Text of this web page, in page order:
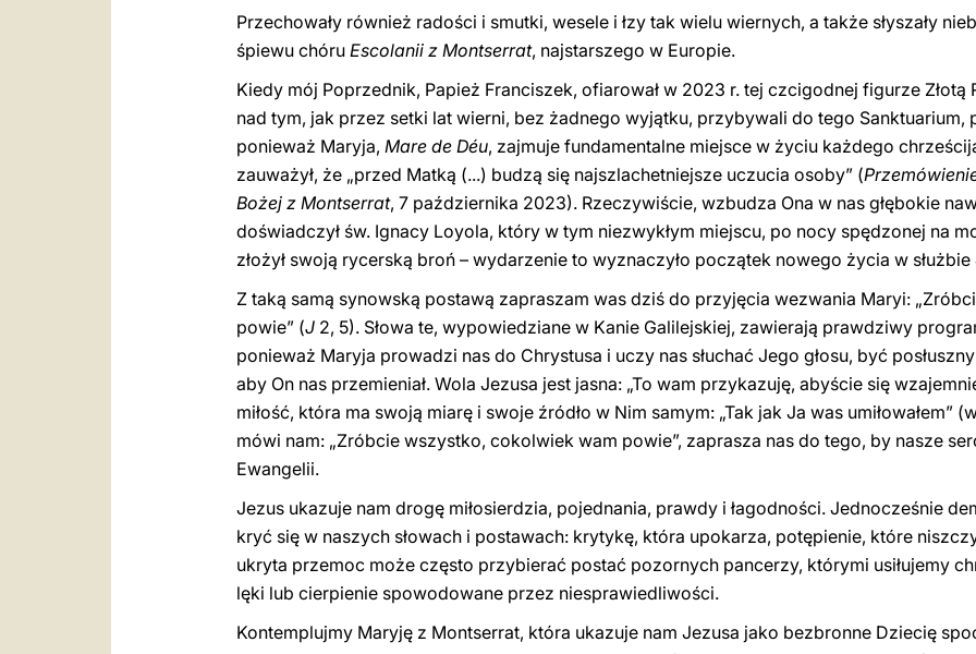
Przechowały również radości i smutki, wesele i łzy tak wielu wiernych, a także słyszały
śpiewu chóru Escolanii z Montserrat, najstarszego w Europie.
Kiedy mój Poprzednik, Papież Franciszek, ofiarował w 2023 r. tej czcigodnej figurze Złotą
nad tym, jak przez setki lat wierni, bez żadnego wyjątku, przybywali do tego
ponieważ Maryja, Mare de Déu, zajmuje fundamentalne miejsce w życiu każdego
zauważył, że „przed Matką (...) budzą się najszlachetniejsze uczucia osoby” (
Bożej z Montserrat, 7 października 2023). Rzeczywiście, wzbudza Ona w nas głębokie
doświadczył św. Ignacy Loyola, który w tym niezwykłym miejscu, po nocy spędzonej na
złożył swoją rycerską broń – wydarzenie to wyznaczyło początek nowego życia w
Z taką samą synowską postawą zapraszam was dziś do przyjęcia wezwania Maryi:
powie” (J 2, 5). Słowa te, wypowiedziane w Kanie Galilejskiej, zawierają prawdziwy
ponieważ Maryja prowadzi nas do Chrystusa i uczy nas słuchać Jego głosu, być
aby On nas przemieniał. Wola Jezusa jest jasna: „To wam przykazuję, abyście się
miłość, która ma swoją miarę i swoje źródło w Nim samym: „Tak jak Ja was umiłowałem”
mówi nam: „Zróbcie wszystko, cokolwiek wam powie”, zaprasza nas do tego, by nasze
Ewangelii.
Jezus ukazuje nam drogę miłosierdzia, pojednania, prawdy i łagodności. Jednocześnie
kryć się w naszych słowach i postawach: krytykę, która upokarza, potępienie, które
ukryta przemoc może często przybierać postać pozornych pancerzy, którymi usiłujemy
lęki lub cierpienie spowodowane przez niesprawiedliwości.
Kontemplujmy Maryję z Montserrat, która ukazuje nam Jezusa jako bezbronne Dziecię